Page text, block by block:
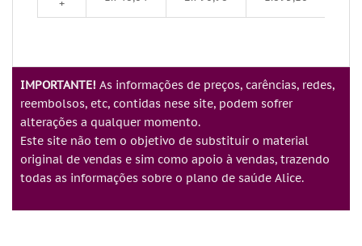
+
IMPORTANTE! As informações de preços, carências, redes,
reembolsos, etc, contidas nese site, podem sofrer
alterações a qualquer momento.
Este site não tem o objetivo de substituir o material
original de vendas e sim como apoio à vendas, trazendo
todas as informações sobre o plano de saúde Alice.